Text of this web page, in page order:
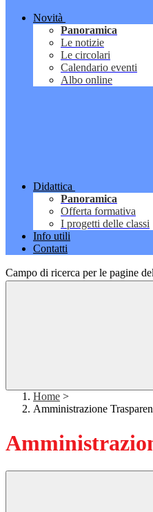
Novità
Panoramica
Le notizie
Le circolari
Calendario eventi
Albo online
Didattica
Panoramica
Offerta formativa
I progetti delle classi
Info utili
Contatti
Campo di ricerca per le pagine
Home >
Amministrazione